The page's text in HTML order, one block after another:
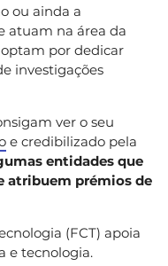
ou ainda a
atuam na área da
por dedicar
investigações
ver o seu
e credibilizado pela
entidades que
atribuem prémios de
(FCT) apoia
e tecnologia.